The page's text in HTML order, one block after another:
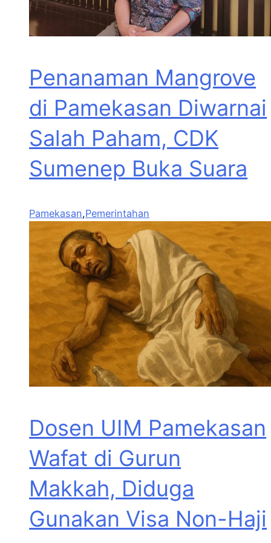
Penanaman Mangrove
di Pamekasan Diwarnai
Salah Paham, CDK
Sumenep Buka Suara
Pamekasan,Pemerintahan
Dosen UIM Pamekasan
Wafat di Gurun
Makkah, Diduga
Gunakan Visa Non-Haji